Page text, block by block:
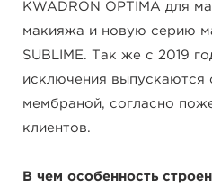
KWADRON OPTIMA для
макияжа и новую серию
SUBLIME. Так же с 2019
исключения выпускаются
мембраной, согласно
клиентов.
В чем особенность